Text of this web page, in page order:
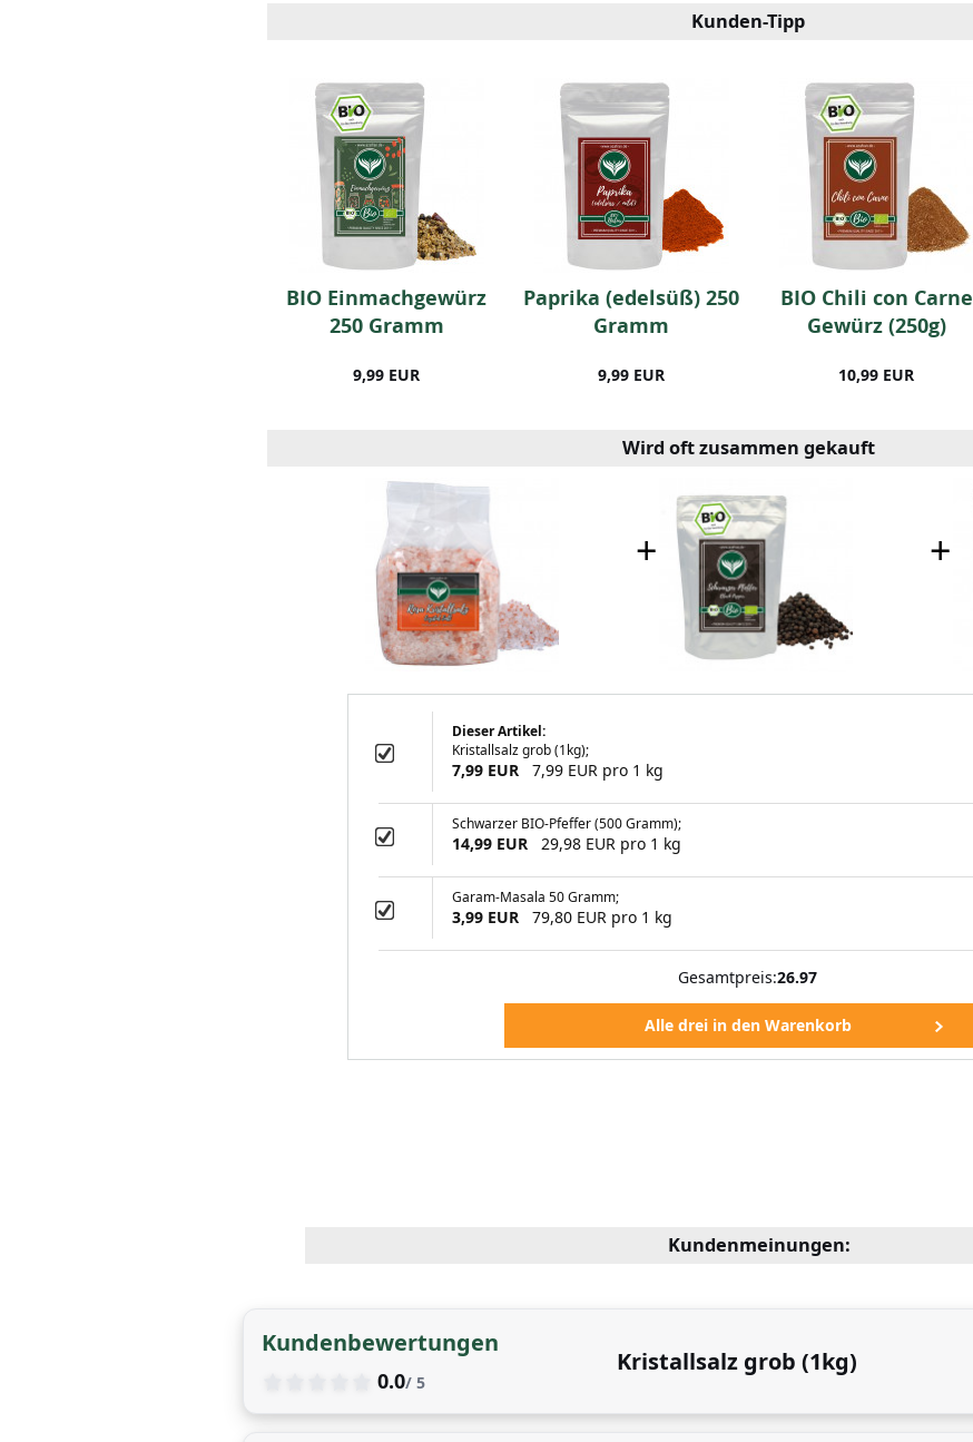
Kunden-Tipp
BIO Einmachgewürz
250 Gramm
9,99 EUR
Paprika (edelsüß) 250
Gramm
9,99 EUR
BIO Chili con Carne
Gewürz (250g)
10,99 EUR
Wird oft zusammen gekauft
+ +
Dieser Artikel:
Kristallsalz grob (1kg);
7,99 EUR 7,99 EUR pro 1 kg
Schwarzer BIO-Pfeffer (500 Gramm);
14,99 EUR 29,98 EUR pro 1 kg
Garam-Masala 50 Gramm;
3,99 EUR 79,80 EUR pro 1 kg
Gesamtpreis:26.97
Kundenmeinungen:
Kundenbewertungen
0.0/ 5
Kristallsalz grob (1kg)